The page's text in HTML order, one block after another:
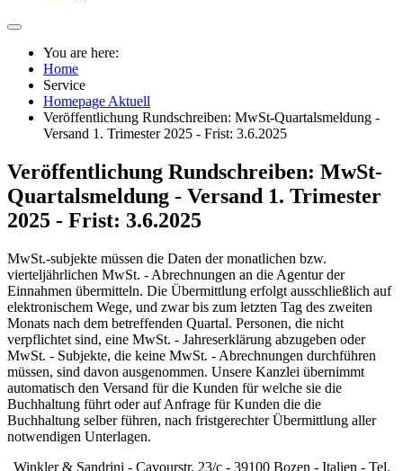
You are here:
Home
Service
Homepage Aktuell
Veröffentlichung Rundschreiben: MwSt-Quartalsmeldung -
Versand 1. Trimester 2025 - Frist: 3.6.2025
Veröffentlichung Rundschreiben: MwSt-
Quartalsmeldung - Versand 1. Trimester
2025 - Frist: 3.6.2025
MwSt.-subjekte müssen die Daten der monatlichen bzw.
vierteljährlichen MwSt. - Abrechnungen an die Agentur der
Einnahmen übermitteln. Die Übermittlung erfolgt ausschließlich auf
elektronischem Wege, und zwar bis zum letzten Tag des zweiten
Monats nach dem betreffenden Quartal. Personen, die nicht
verpflichtet sind, eine MwSt. - Jahreserklärung abzugeben oder
MwSt. - Subjekte, die keine MwSt. - Abrechnungen durchführen
müssen, sind davon ausgenommen. Unsere Kanzlei übernimmt
automatisch den Versand für die Kunden für welche sie die
Buchhaltung führt oder auf Anfrage für Kunden die die
Buchhaltung selber führen, nach fristgerechter Übermittlung aller
notwendigen Unterlagen.
Winkler & Sandrini - Cavourstr. 23/c - 39100 Bozen - Italien - Tel.